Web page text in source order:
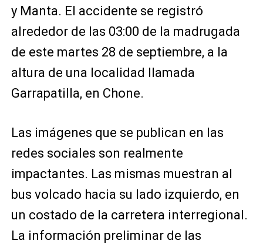
y Manta. El accidente se registró
alrededor de las 03:00 de la madrugada
de este martes 28 de septiembre, a la
altura de una localidad llamada
Garrapatilla, en Chone.
Las imágenes que se publican en las
redes sociales son realmente
impactantes. Las mismas muestran al
bus volcado hacia su lado izquierdo, en
un costado de la carretera interregional.
La información preliminar de las